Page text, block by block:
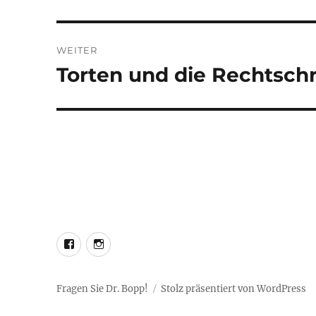
WEITER
Nächster
Torten und die
LEO@Facebook
LEO@Instagram
Fragen Sie Dr. Bopp! Stolz präsentiert von WordPress